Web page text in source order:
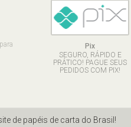
Pix
SEGURO, RÁPIDO E
PRÁTICO! PAGUE SEUS
PEDIDOS COM PIX!
de papéis de carta do Brasil!